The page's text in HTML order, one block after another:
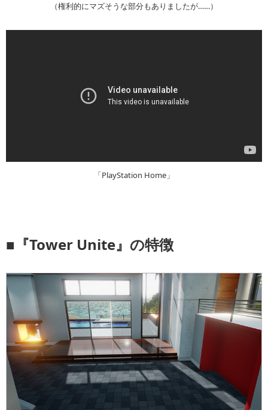
（権利的にマズそうな部分もありましたが……）
「PlayStation Home」
■『Tower Unite』の特徴